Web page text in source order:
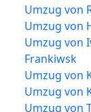
Umzug von
Umzug von
Umzug von
Frankiwsk
Umzug von
Umzug von
Umzug von